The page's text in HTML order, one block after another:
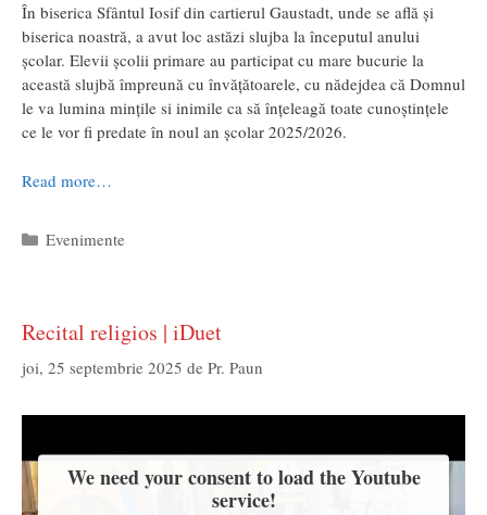
În biserica Sfântul Iosif din cartierul Gaustadt, unde se află și
biserica noastră, a avut loc astăzi slujba la începutul anului
școlar. Elevii școlii primare au participat cu mare bucurie la
această slujbă împreună cu învățătoarele, cu nădejdea că Domnul
le va lumina mințile si inimile ca să înțeleagă toate cunoștințele
ce le vor fi predate în noul an școlar 2025/2026.
Read more…
Categorii
Evenimente
Recital religios | iDuet
joi, 25 septembrie 2025 de Pr. Paun
We need your consent to load the Youtube
service!